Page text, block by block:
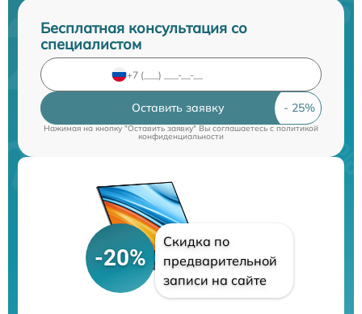
Бесплатная консультация со
специалистом
Оставить заявку
Нажимая на кнопку "Оставить заявку" Вы соглашаетесь cполитикой
конфиденциальности
-20%
Скидка по
предварительной
записи на сайте